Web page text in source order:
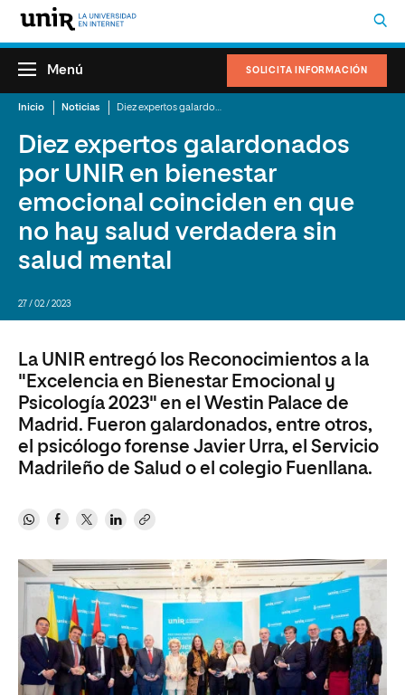
SOLICITA INFORMACIÓN
Menú
Inicio Noticias
Diez expertos galardonados
por UNIR en bienestar
emocional coinciden en que
no hay salud verdadera sin
salud mental
27 / 02 / 2023
La UNIR entregó los Reconocimientos a la
"Excelencia en Bienestar Emocional y
Psicología 2023" en el Westin Palace de
Madrid. Fueron galardonados, entre otros,
el psicólogo forense Javier Urra, el Servicio
Madrileño de Salud o el colegio Fuenllana.